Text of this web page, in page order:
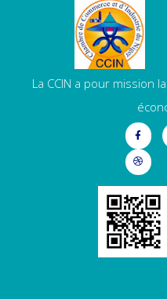
La CCIN a pour mission